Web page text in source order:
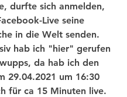
durfte sich anmelden,
Live seine
in die Welt senden.
hab ich "hier" gerufen
da hab ich den
29.04.2021 um 16:30
für ca 15 Minuten live.